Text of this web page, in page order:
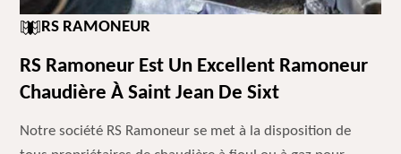
RS RAMONEUR
RS Ramoneur Est Un Excellent Ramoneur
Chaudière À Saint Jean De Sixt
Notre société RS Ramoneur se met à la disposition de